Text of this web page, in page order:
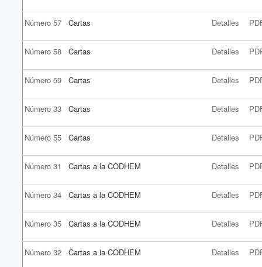
Número 57 Cartas Detalles
Número 58 Cartas Detalles
Número 59 Cartas Detalles
Número 33 Cartas Detalles
Número 55 Cartas Detalles
Número 31 Cartas a la CODHEM Detalles
Número 34 Cartas a la CODHEM Detalles
Número 35 Cartas a la CODHEM Detalles
Número 32 Cartas a la CODHEM Detalles